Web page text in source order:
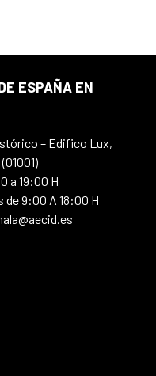
ESPAÑA EN
– Edifico Lux,
a 19:00 H
de 9:00 A 18:00 H